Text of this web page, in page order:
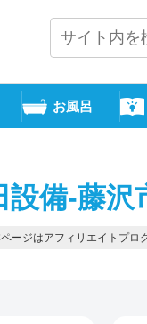
お風呂
設備-藤沢
ージはアフィリエイトプロ